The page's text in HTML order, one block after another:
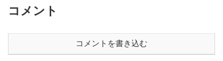
コメント
コメントを書き込む